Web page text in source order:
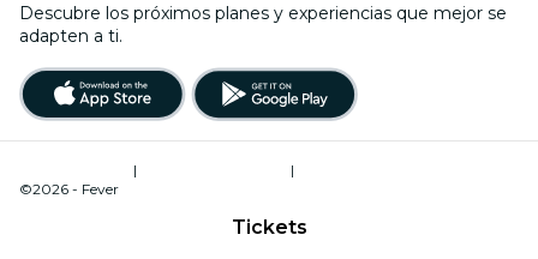
Tickets
Descubre los próximos planes y experiencias que mejor se
adapten a ti.
| |
©2026 - Fever